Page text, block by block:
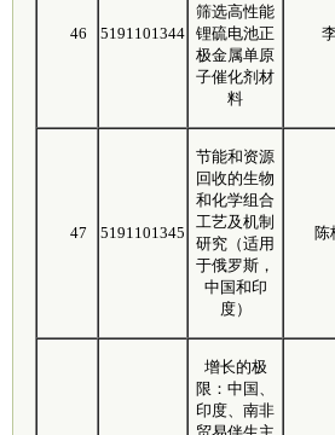
46 5191101344
筛选高性能
锂硫电池正
极金属单原
子催化剂材
料
47 5191101345
节能和资源
回收的生物
和化学组合
工艺及机制
研究（适用
于俄罗斯，
中国和印
度）
陈
增长的极
限：中国、
印度、南非